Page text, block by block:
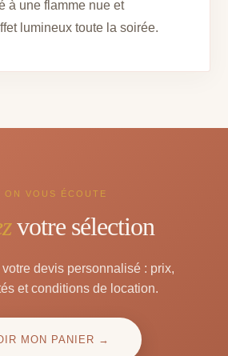
à une flamme nue et
lumineux toute la soirée.
VOUS ÉCOUTE
votre sélection
devis personnalisé : prix,
et conditions de location.
MON PANIER →